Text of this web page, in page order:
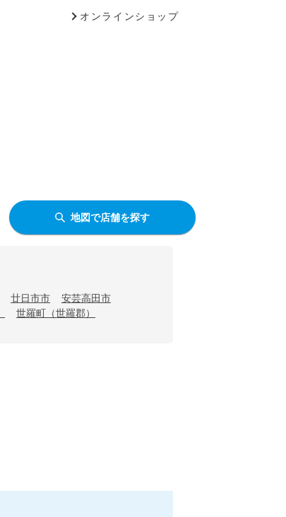
オンラインショップ
地図で店舗を探す
廿日市市
安芸高田市
世羅町（世羅郡）